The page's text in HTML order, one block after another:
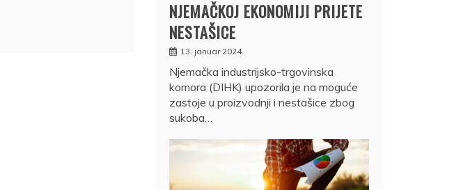
NJEMAČKOJ EKONOMIJI PRIJETE
NESTAŠICE
13. januar 2024.
Njemačka industrijsko-trgovinska
komora (DIHK) upozorila je na moguće
zastoje u proizvodnji i nestašice zbog
sukoba…